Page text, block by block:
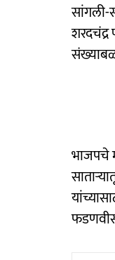
सांगली-
शरदचंद्र
भाजपचे